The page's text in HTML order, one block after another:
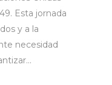
Esta jornada
y a la
necesidad